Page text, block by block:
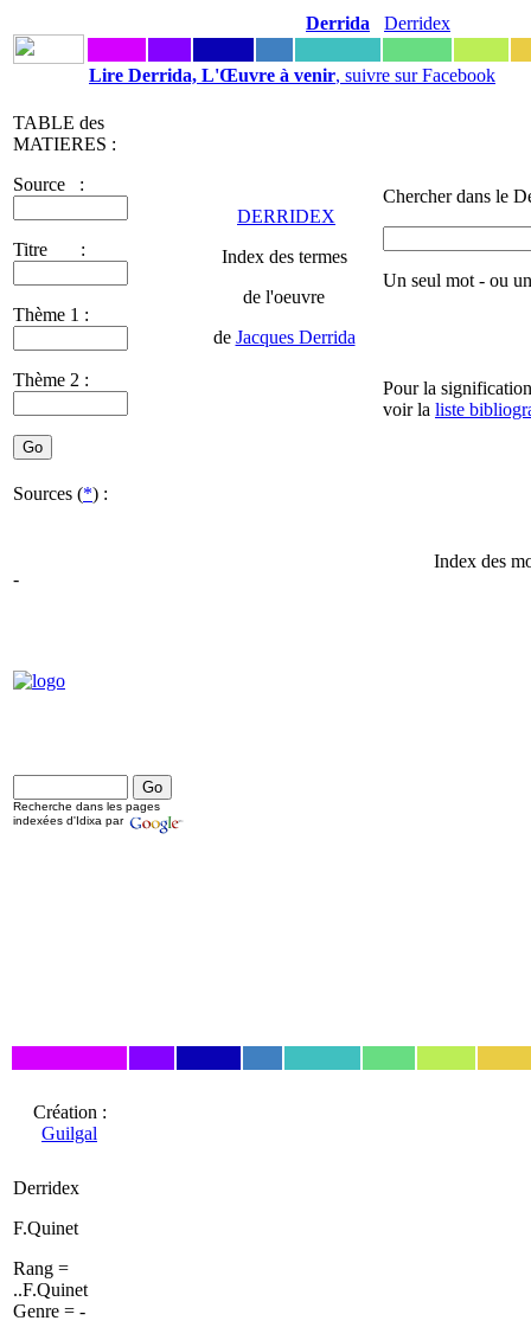
Derrida Derridex
Lire Derrida, L'Œuvre à venir, suivre sur Facebook
TABLE des
MATIERES :
Source :
Titre :
Thème 1 :
Thème 2 :
DERRIDEX
Index des termes
de l'oeuvre
de Jacques Derrida
Chercher dans le
Un seul mot - ou
Pour la
voir la liste
Sources (*) :
-
Index des
Recherche dans les pages
indexées d'Idixa par
Création :
Guilgal
Derridex
F.Quinet
Rang =
..F.Quinet
Genre = -